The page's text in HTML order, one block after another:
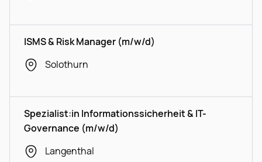
ISMS & Risk Manager (m/w/d)
Solothurn
Spezialist:in Informationssicherheit & IT-
Governance (m/w/d)
Langenthal